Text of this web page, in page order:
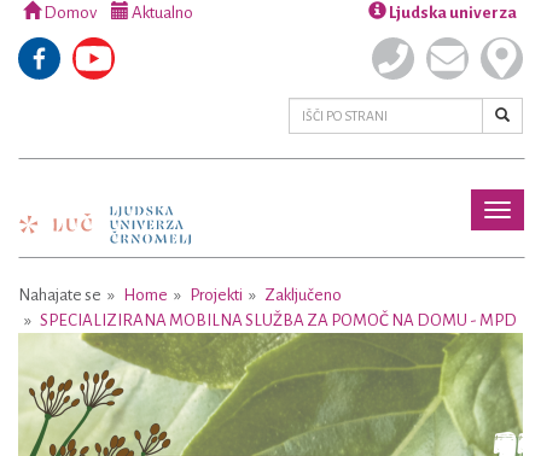
Domov Aktualno Ljudska univerza
Nahajate se Home Projekti
Zaključeno
SPECIALIZIRANA MOBILNA SLUŽBA ZA POMOČ NA DOMU - MPD
Previous Next